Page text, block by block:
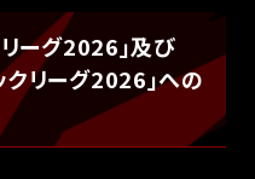
ーグ2026」及び
リーグ2026」への